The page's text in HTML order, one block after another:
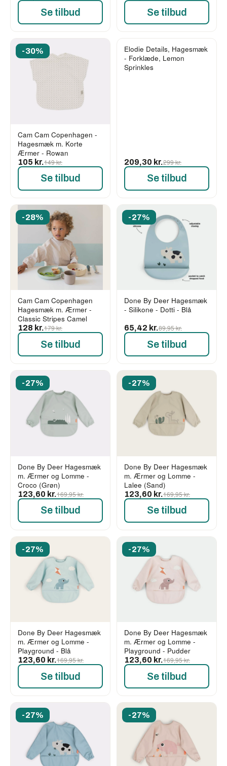
Se tilbud Se tilbud
-30%
Cam Cam Copenhagen -
Hagesmæk m. Korte
Ærmer - Rowan
105 kr.149 kr.
Se tilbud
-30%
Elodie Details, Hagesmæk
- Forklæde, Lemon
Sprinkles
209,30 kr.299 kr.
Se tilbud
-28%
Cam Cam Copenhagen
Hagesmæk m. Ærmer -
Classic Stripes Camel
128 kr.179 kr.
Se tilbud
-27%
Done By Deer Hagesmæk
- Silikone - Dotti - Blå
65,42 kr.89,95 kr.
Se tilbud
-27%
Done By Deer Hagesmæk
m. Ærmer og Lomme -
Croco (Grøn)
123,60 kr.169,95 kr.
Se tilbud
-27%
Done By Deer Hagesmæk
m. Ærmer og Lomme -
Lalee (Sand)
123,60 kr.169,95 kr.
Se tilbud
-27%
Done By Deer Hagesmæk
m. Ærmer og Lomme -
Playground - Blå
123,60 kr.169,95 kr.
Se tilbud
-27%
Done By Deer Hagesmæk
m. Ærmer og Lomme -
Playground - Pudder
123,60 kr.169,95 kr.
Se tilbud
-27% -27%